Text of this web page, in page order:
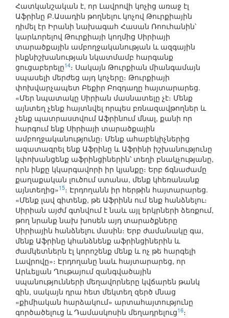
Հատկանշական է, որ Լավրովի կոչից առաջ էլ
Աֆրինը Բ.Ասադին թողնելու կոչով Թուրքիային
դիմել էր Իրանի նախագահ Հասան Ռոուհանին՝
կարևորելով Թուրքիայի կողմից Սիրիայի
տարածքային ամբողջականության և ազգային
ինքնիշխանության նկատմամբ հարգանք
ցուցաբերելը14։ Սակայն Թուրքիան միանգամայն
սպասելի մերժեց այդ կոչերը։ Թուրքիայի
փոխվարչապետ Բեքիր Բոզդաղը հայտարարեց.
«Մեր նպատակը Սիրիան մասնատելը չէ։ Մենք
այնտեղ չենք հայտնվել որպես բռնազավթողներ և
չենք պատրաստվում Աֆրինում մնալ, քանի որ
հարգում ենք Սիրիայի տարածքային
ամբողջականությունը։ Մենք ահաբեկիչներից
ազատագրել ենք Աֆրինը և Աֆրինի իշխանությունը
կփոխանցենք աֆրինցիներին՝ տեղի բնակչությանը,
որն ինքը կկարգավորի իր կյանքը։ Երբ ճգնաժամը
քաղաքական լուծում ստանա, մենք կհեռանանք
այնտեղից»15։ Էրդողանն իր հերթին հայտարարեց.
«Մենք լավ գիտենք, թե Աֆրինն ում ենք հանձնելու։
Սիրիան այժմ գտնվում է նաև այլ երկրների ձեռքում,
թող նրանք նախ խոսեն այդ տարածքները
Սիրիային հանձնելու մասին։ Երբ ժամանակը գա,
մենք Աֆրինը կհանձնենք աֆրինցիներին և
ժամկետներն էլ կորոշենք մենք և ոչ թե հարգելի
Լավրովը»։ Էրդողանը նաև հայտարարեց, որ
Արևելյան Ղութայում զանգվածային
սպանությունների մեղավորները կվճարեն թանկ
գին, սակայն դրա հետ մեկտեղ զերծ մնաց
«քիմիական հարձակում» արտահայտությունը
գործածելուց և Դամասկոսին մեղադրելուց16։